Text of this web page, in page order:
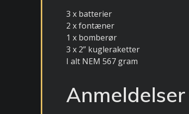
3 x batterier
2 x fontæner
1 x bomberør
3 x 2” kugleraketter
I alt NEM 567 gram
Anmeldelser